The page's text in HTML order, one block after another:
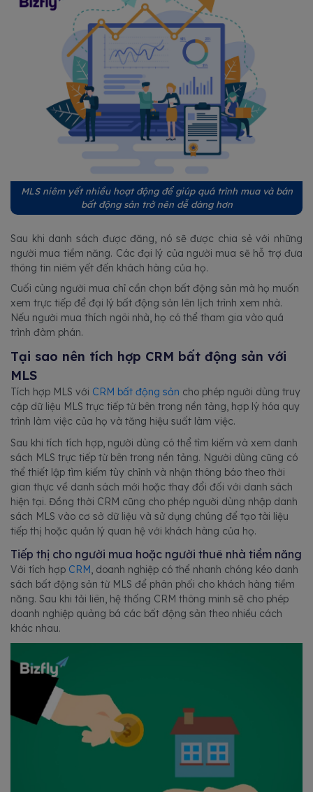
MLS niêm yết nhiều hoạt động để giúp quá trình mua và bán
bất động sản trở nên dễ dàng hơn
Sau khi danh sách được đăng, nó sẽ được chia sẻ với những
người mua tiềm năng. Các đại lý của người mua sẽ hỗ trợ đưa
thông tin niêm yết đến khách hàng của họ.
Cuối cùng người mua chỉ cần chọn bất động sản mà họ muốn
xem trực tiếp để đại lý bất động sản lên lịch trình xem nhà.
Nếu người mua thích ngôi nhà, họ có thể tham gia vào quá
trình đàm phán.
Tại sao nên tích hợp CRM bất động sản với
MLS
Tích hợp MLS với CRM bất động sản cho phép người dùng truy
cập dữ liệu MLS trực tiếp từ bên trong nền tảng, hợp lý hóa quy
trình làm việc của họ và tăng hiệu suất làm việc.
Sau khi tích tích hợp, người dùng có thể tìm kiếm và xem danh
sách MLS trực tiếp từ bên trong nền tảng. Người dùng cũng có
thể thiết lập tìm kiếm tùy chỉnh và nhận thông báo theo thời
gian thực về danh sách mới hoặc thay đổi đối với danh sách
hiện tại. Đồng thời CRM cũng cho phép người dùng nhập danh
sách MLS vào cơ sở dữ liệu và sử dụng chúng để tạo tài liệu
tiếp thị hoặc quản lý quan hệ với khách hàng của họ.
Tiếp thị cho người mua hoặc người thuê nhà tiềm năng
Với tích hợp CRM, doanh nghiệp có thể nhanh chóng kéo danh
sách bất động sản từ MLS để phân phối cho khách hàng tiềm
năng. Sau khi tải liên, hệ thống CRM thông minh sẽ cho phép
doanh nghiệp quảng bá các bất động sản theo nhiều cách
khác nhau.